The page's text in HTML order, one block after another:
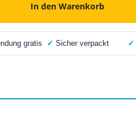
In den Warenkorb
gratis ✓ Sicher verpackt ✓